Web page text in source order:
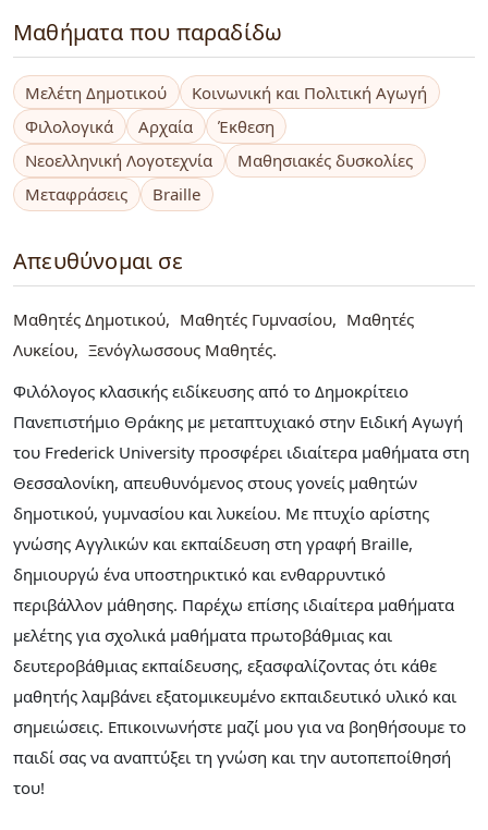
Μαθήματα που παραδίδω
Μελέτη Δημοτικού
Κοινωνική και Πολιτική Αγωγή
Φιλολογικά
Αρχαία
Έκθεση
Νεοελληνική Λογοτεχνία
Μαθησιακές δυσκολίες
Μεταφράσεις
Braille
Απευθύνομαι σε
Μαθητές Δημοτικού Μαθητές Γυμνασίου
Μαθητές
Λυκείου
Ξενόγλωσσους Μαθητές
Φιλόλογος κλασικής ειδίκευσης από το Δημοκρίτειο
Πανεπιστήμιο Θράκης με μεταπτυχιακό στην Ειδική Αγωγή
του Frederick University προσφέρει ιδιαίτερα μαθήματα στη
Θεσσαλονίκη, απευθυνόμενος στους γονείς μαθητών
δημοτικού, γυμνασίου και λυκείου. Με πτυχίο αρίστης
γνώσης Αγγλικών και εκπαίδευση στη γραφή Braille,
δημιουργώ ένα υποστηρικτικό και ενθαρρυντικό
περιβάλλον μάθησης. Παρέχω επίσης ιδιαίτερα μαθήματα
μελέτης για σχολικά μαθήματα πρωτοβάθμιας και
δευτεροβάθμιας εκπαίδευσης, εξασφαλίζοντας ότι κάθε
μαθητής λαμβάνει εξατομικευμένο εκπαιδευτικό υλικό και
σημειώσεις. Επικοινωνήστε μαζί μου για να βοηθήσουμε το
παιδί σας να αναπτύξει τη γνώση και την αυτοπεποίθησή
του!